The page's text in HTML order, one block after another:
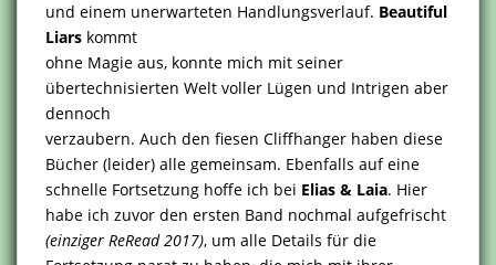
und einem unerwarteten Handlungsverlauf. Beautiful
Liars kommt
ohne Magie aus, konnte mich mit seiner
übertechnisierten Welt voller Lügen und Intrigen aber
dennoch
verzaubern. Auch den fiesen Cliffhanger haben diese
Bücher (leider) alle gemeinsam. Ebenfalls auf eine
schnelle Fortsetzung hoffe ich bei Elias & Laia. Hier
habe ich zuvor den ersten Band nochmal aufgefrischt
(einziger ReRead 2017), um alle Details für die